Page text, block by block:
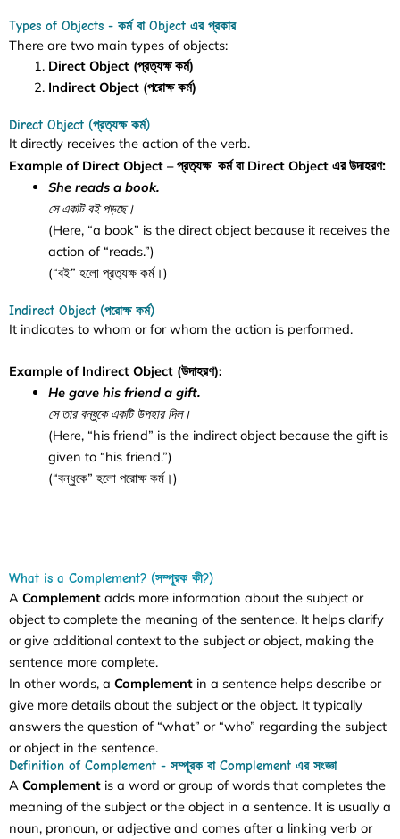
Types of Objects - কর্ম বা Object এর প্রকার
There are two main types of objects:
Direct Object (প্রত্যক্ষ কর্ম)
Indirect Object (পরোক্ষ কর্ম)
Direct Object (প্রত্যক্ষ কর্ম)
It directly receives the action of the verb.
Example of Direct Object – প্রত্যক্ষ কর্ম বা Direct Object এর উদাহরণ:
She reads a book.
সে একটি বই পড়ছে।
(Here, “a book” is the direct object because it receives the
action of “reads.”)
(“বই” হলো প্রত্যক্ষ কর্ম।)
Indirect Object (পরোক্ষ কর্ম)
It indicates to whom or for whom the action is performed.
Example of Indirect Object (উদাহরণ):
He gave his friend a gift.
সে তার বন্ধুকে একটি উপহার দিল।
(Here, “his friend” is the indirect object because the gift is
given to “his friend.”)
(“বন্ধুকে” হলো পরোক্ষ কর্ম।)
What is a Complement? (সম্পূরক কী?)
A Complement adds more information about the subject or
object to complete the meaning of the sentence. It helps clarify
or give additional context to the subject or object, making the
sentence more complete.
In other words, a Complement in a sentence helps describe or
give more details about the subject or the object. It typically
answers the question of “what” or “who” regarding the subject
or object in the sentence.
Definition of Complement - সম্পূরক বা Complement এর সংজ্ঞা
A Complement is a word or group of words that completes the
meaning of the subject or the object in a sentence. It is usually a
noun, pronoun, or adjective and comes after a linking verb or